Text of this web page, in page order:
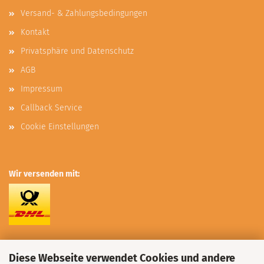
Diese Webseite verwendet Cookies und andere
Versand- & Zahlungsbedingungen
Kontakt
Privatsphäre und Datenschutz
AGB
Impressum
Callback Service
Cookie Einstellungen
Wir versenden mit:
Instagram: